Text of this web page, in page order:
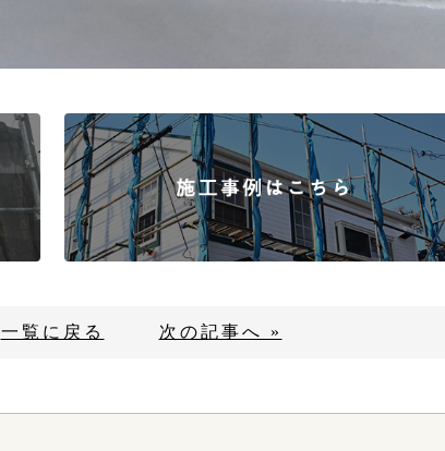
一覧に戻る 次の記事へ »